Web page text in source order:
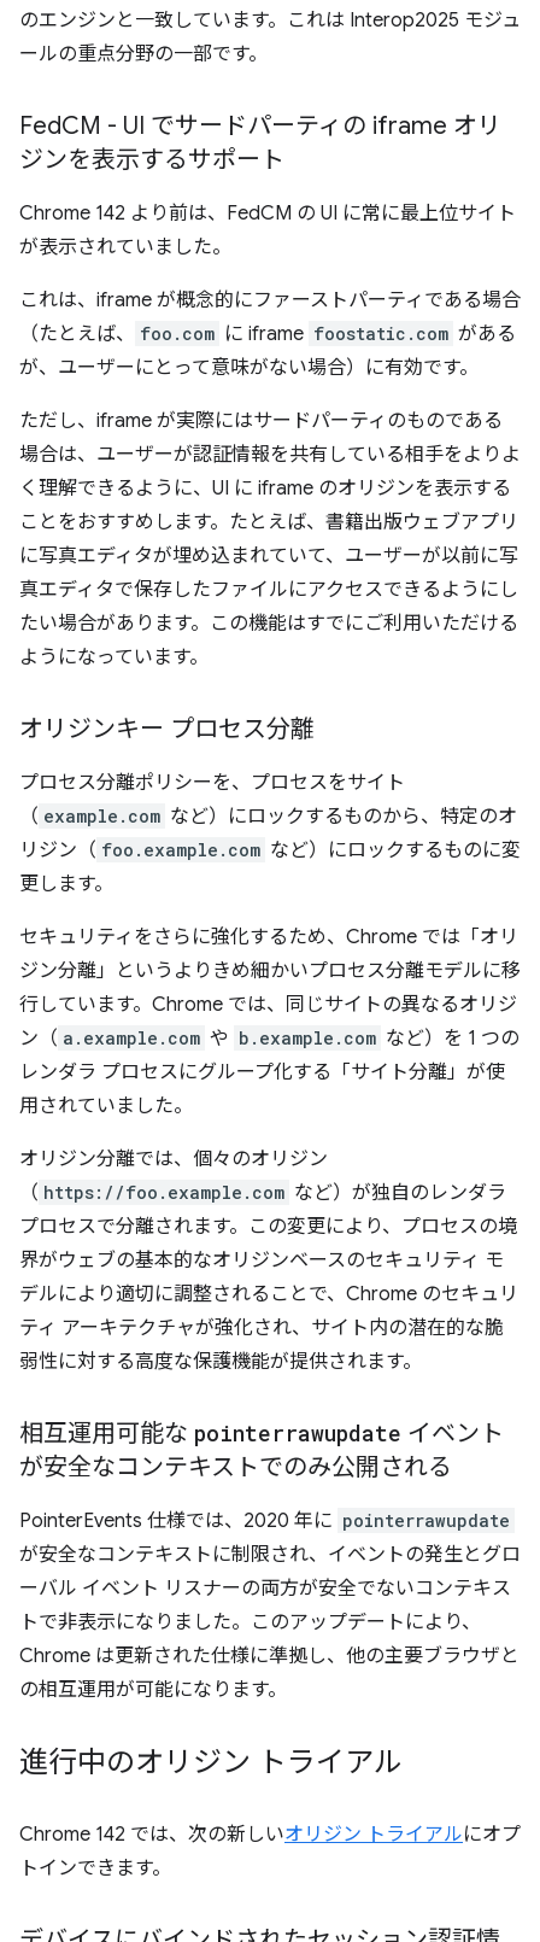
のエンジンと一致しています。これは Interop2025 モジュ
ールの重点分野の一部です。
FedCM - UI でサードパーティの iframe オリ
ジンを表示するサポート
Chrome 142 より前は、FedCM の UI に常に最上位サイト
が表示されていました。
これは、iframe が概念的にファーストパーティである場合
（たとえば、
foo.com に iframe foostatic.com がある
が、ユーザーにとって意味がない場合）に有効です。
ただし、iframe が実際にはサードパーティのものである
場合は、ユーザーが認証情報を共有している相手をよりよ
く理解できるように、UI に iframe のオリジンを表示する
ことをおすすめします。たとえば、書籍出版ウェブアプリ
に写真エディタが埋め込まれていて、ユーザーが以前に写
真エディタで保存したファイルにアクセスできるようにし
たい場合があります。この機能はすでにご利用いただける
ようになっています。
オリジンキー プロセス分離
プロセス分離ポリシーを、プロセスをサイト
（ example.com など）にロックするものから、特定のオ
リジン（ foo.example.com など）にロックするものに変
更します。
セキュリティをさらに強化するため、Chrome では「オリ
ジン分離」というよりきめ細かいプロセス分離モデルに移
行しています。Chrome では、同じサイトの異なるオリジ
ン（ a.example.com や b.example.com など）を 1 つの
レンダラ プロセスにグループ化する「サイト分離」が使
用されていました。
オリジン分離では、個々のオリジン
（ https://foo.example.com など）が独自のレンダラ
プロセスで分離されます。この変更により、プロセスの境
界がウェブの基本的なオリジンベースのセキュリティ モ
デルにより適切に調整されることで、Chrome のセキュリ
ティ アーキテクチャが強化され、サイト内の潜在的な脆
弱性に対する高度な保護機能が提供されます。
相互運用可能な pointerrawupdate イベント
が安全なコンテキストでのみ公開される
PointerEvents 仕様では、2020 年に pointerrawupdate
が安全なコンテキストに制限され、イベントの発生とグロ
ーバル イベント リスナーの両方が安全でないコンテキス
トで非表示になりました。このアップデートにより、
Chrome は更新された仕様に準拠し、他の主要ブラウザと
の相互運用が可能になります。
進行中のオリジン トライアル
Chrome 142 では、次の新しいオリジン トライアルにオプ
トインできます。